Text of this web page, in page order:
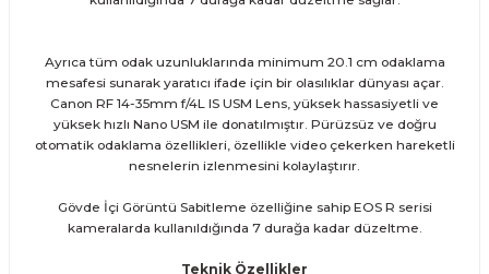
Ayrıca tüm odak uzunluklarında minimum 20.1 cm odaklama
mesafesi sunarak yaratıcı ifade için bir olasılıklar dünyası açar.
Canon RF 14-35mm f/4L IS USM Lens, yüksek hassasiyetli ve
yüksek hızlı Nano USM ile donatılmıştır. Pürüzsüz ve doğru
otomatik odaklama özellikleri, özellikle video çekerken hareketli
nesnelerin izlenmesini kolaylaştırır.
Gövde İçi Görüntü Sabitleme özelliğine sahip EOS R serisi
kameralarda kullanıldığında 7 durağa kadar düzeltme.
Teknik Özellikler